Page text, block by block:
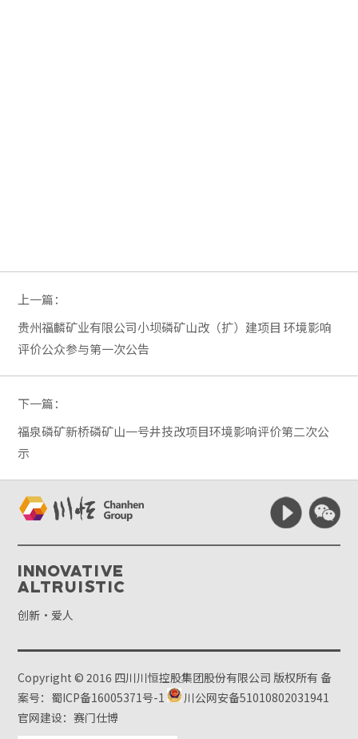
上一篇：
贵州福麟矿业有限公司小坝磷矿山改（扩）建项目 环境影响
评价公众参与第一次公告
下一篇：
福泉磷矿新桥磷矿山一号井技改项目环境影响评价第二次公
示
Innovative
Altruistic
创新·爱人
Copyright © 2016 四川川恒控股集团股份有限公司 版权所有备
案号：蜀ICP备16005371号-1
川公网安备51010802031941
官网建设：赛门仕博